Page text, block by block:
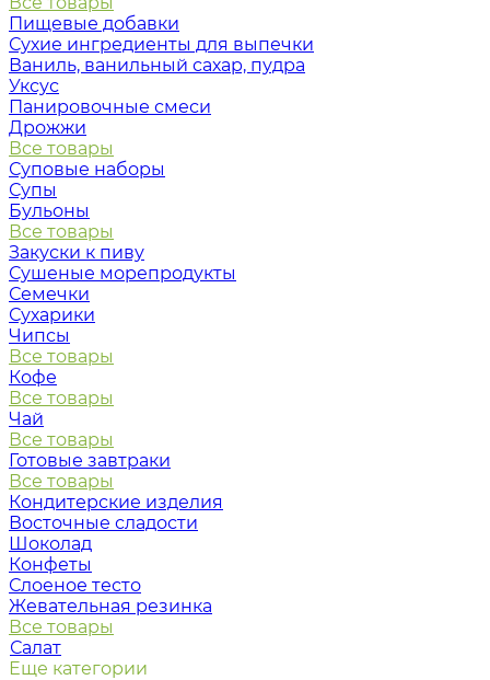
Пищевые добавки
Сухие ингредиенты для выпечки
Ваниль, ванильный сахар, пудра
Уксус
Панировочные смеси
Дрожжи
Все товары
Суповые наборы
Супы
Бульоны
Все товары
Закуски к пиву
Сушеные морепродукты
Семечки
Сухарики
Чипсы
Все товары
Кофе
Все товары
Чай
Все товары
Готовые завтраки
Все товары
Кондитерские изделия
Восточные сладости
Шоколад
Конфеты
Слоеное тесто
Жевательная резинка
Все товары
Салат
Еще категории